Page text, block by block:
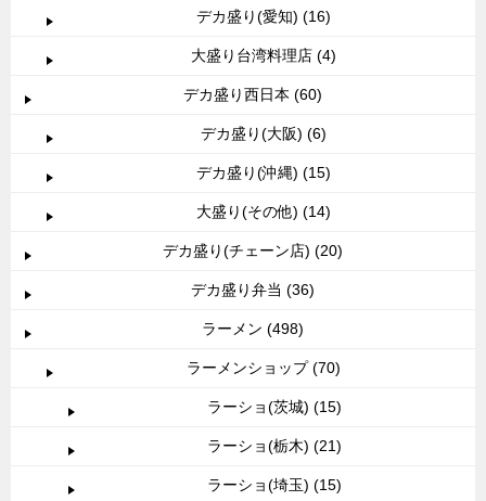
デカ盛り(愛知) (16)
大盛り台湾料理店 (4)
デカ盛り西日本 (60)
デカ盛り(大阪) (6)
デカ盛り(沖縄) (15)
大盛り(その他) (14)
デカ盛り(チェーン店) (20)
デカ盛り弁当 (36)
ラーメン (498)
ラーメンショップ (70)
ラーショ(茨城) (15)
ラーショ(栃木) (21)
ラーショ(埼玉) (15)